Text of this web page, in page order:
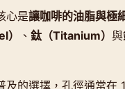
心是讓咖啡的油脂與極
、 鈦（Titanium） 與
及的選擇，孔徑通常在